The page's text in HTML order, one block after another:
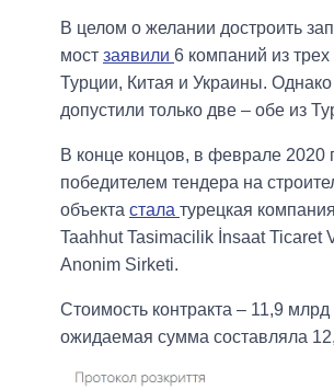
В целом о желании достроить
мост заявили 6 компаний из трех
Турции, Китая и Украины. Однако
допустили только две – обе из
В конце концов, в феврале 2020
победителем тендера на
объекта стала турецкая
Taahhut Tasimacilik İnsaat Ticaret
Anonim Sirketi.
Стоимость контракта ‒ 11,9 млрд
ожидаемая сумма составляла